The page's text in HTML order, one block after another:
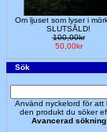
Om ljuset som lyser i
SLUTSÅLD!
100,00kr
50,00kr
Sök
Använd nyckelord för att
den produkt du söker
Avancerad sökning